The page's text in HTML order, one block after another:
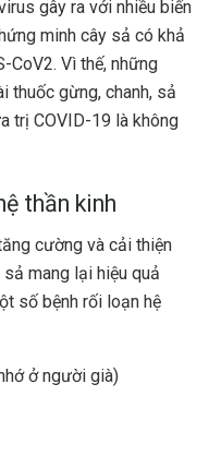
gây ra với nhiều biến
minh cây sả có khả
CoV2. Vì thế, những
thuốc gừng, chanh, sả
trị COVID-19 là không
thần kinh
cường và cải thiện
mang lại hiệu quả
số bệnh rối loạn hệ
ở người già)